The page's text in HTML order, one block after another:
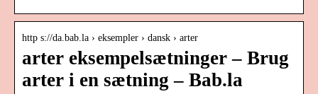
http s://da.bab.la › eksempler › dansk › arter
arter eksempelsætninger – Brug
arter i en sætning – Bab.la